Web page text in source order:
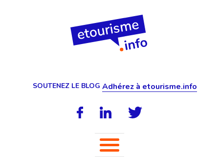
SOUTENEZ LE BLOG Adhérez à etourisme.info